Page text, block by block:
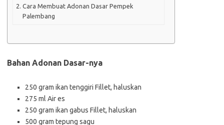
Cara Membuat Adonan Dasar Pempek
Palembang
Bahan Adonan Dasar-nya
250 gram ikan tenggiri Fillet, haluskan
275 ml Air es
250 gram ikan gabus Fillet, haluskan
500 gram tepung sagu